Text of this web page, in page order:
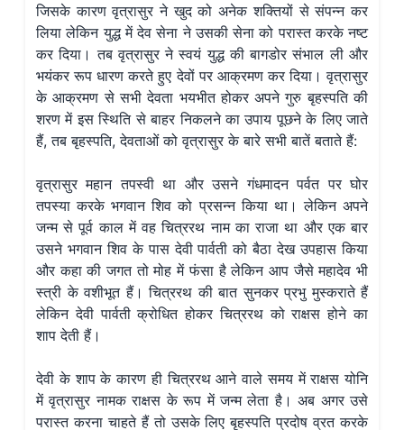
जिसके कारण वृत्रासुर ने खुद को अनेक शक्तियों से संपन्न कर
लिया लेकिन युद्ध में देव सेना ने उसकी सेना को परास्त करके नष्ट
कर दिया। तब वृत्रासुर ने स्वयं युद्ध की बागडोर संभाल ली और
भयंकर रूप धारण करते हुए देवों पर आक्रमण कर दिया। वृत्रासुर
के आक्रमण से सभी देवता भयभीत होकर अपने गुरु बृहस्पति की
शरण में इस स्थिति से बाहर निकलने का उपाय पूछने के लिए जाते
हैं, तब बृहस्पति, देवताओं को वृत्रासुर के बारे सभी बातें बताते हैं:
वृत्रासुर महान तपस्वी था और उसने गंधमादन पर्वत पर घोर
तपस्या करके भगवान शिव को प्रसन्न किया था। लेकिन अपने
जन्म से पूर्व काल में वह चित्ररथ नाम का राजा था और एक बार
उसने भगवान शिव के पास देवी पार्वती को बैठा देख उपहास किया
और कहा की जगत तो मोह में फंसा है लेकिन आप जैसे महादेव भी
स्त्री के वशीभूत हैं। चित्ररथ की बात सुनकर प्रभु मुस्कराते हैं
लेकिन देवी पार्वती क्रोधित होकर चित्ररथ को राक्षस होने का
शाप देती हैं।
देवी के शाप के कारण ही चित्ररथ आने वाले समय में राक्षस योनि
में वृत्रासुर नामक राक्षस के रूप में जन्म लेता है। अब अगर उसे
परास्त करना चाहते हैं तो उसके लिए बृहस्पति प्रदोष व्रत करके